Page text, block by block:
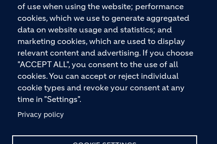
of use when using the website; performance
cookies, which we use to generate aggregated
data on website usage and statistics; and
marketing cookies, which are used to display
relevant content and advertising. If you choose
"ACCEPT ALL", you consent to the use of all
cookies. You can accept or reject individual
cookie types and revoke your consent at any
time in "Settings".
Privacy policy
Premiummarken wie ECOPact, ECOPlanet,
ECOCycle und Ytong.